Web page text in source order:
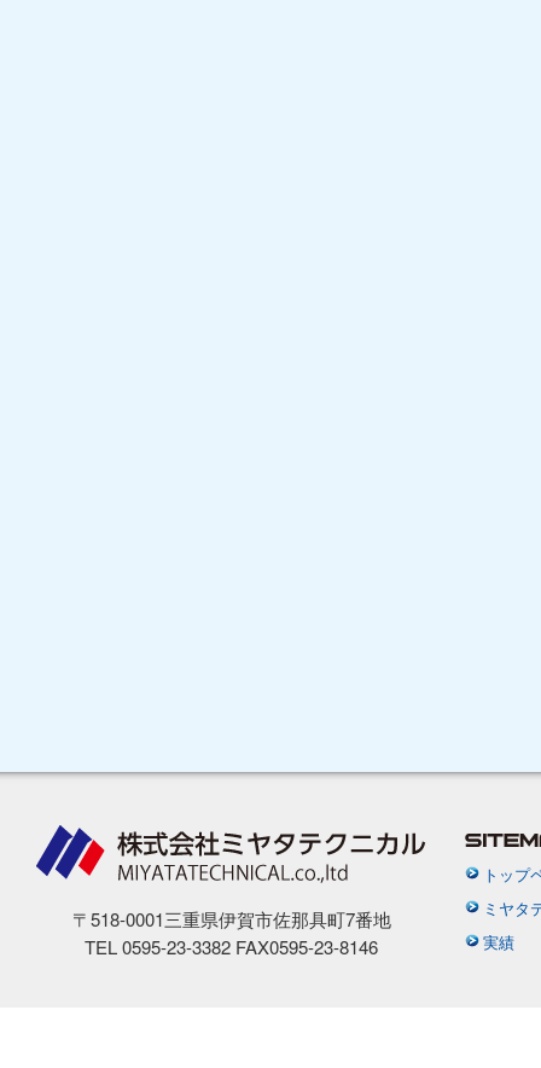
〒518-0001三重県伊賀市佐那具町7番地
TEL 0595-23-3382 FAX0595-23-8146
トップ
ミヤタ
実績